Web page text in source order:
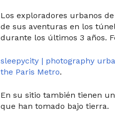
Los exploradores urbanos
de sus aventuras en los
durante los últimos 3 años.
sleepycity | photography
the Paris Metro.
En su sitio también tienen
que han tomado bajo tierra.